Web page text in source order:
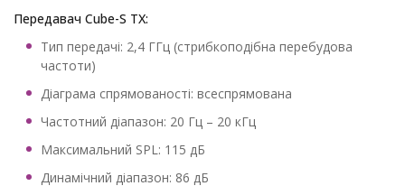
Передавач Cube-S TX:
Тип передачі: 2,4 ГГц (стрибкоподібна перебудова
частоти)
Діаграма спрямованості: всеспрямована
Частотний діапазон: 20 Гц – 20 кГц
Максимальний SPL: 115 дБ
Динамічний діапазон: 86 дБ